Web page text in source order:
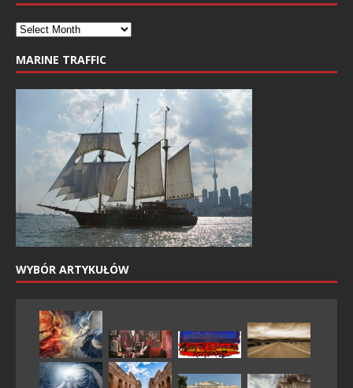
MARINE TRAFFIC
WYBÓR ARTYKUŁÓW